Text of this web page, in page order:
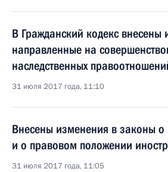
В Гражданский кодекс внесены
направленные на
наследственных
31 июля 2017 года, 11:10
Внесены изменения в законы о
и о правовом положении
31 июля 2017 года, 11:05